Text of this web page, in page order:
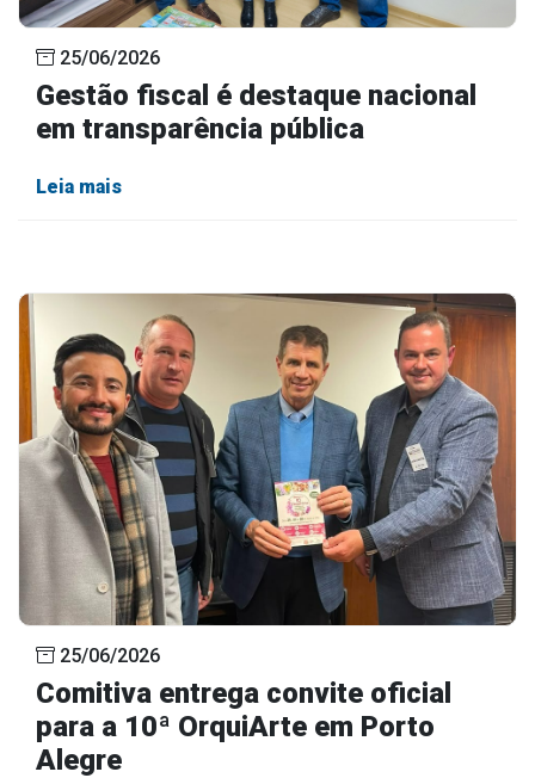
25/06/2026
Gestão fiscal é destaque nacional
em transparência pública
Leia mais
25/06/2026
Comitiva entrega convite oficial
para a 10ª OrquiArte em Porto
Alegre